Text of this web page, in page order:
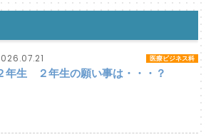
医療ビジネス科
年生 ２年生の願い事は・・・？